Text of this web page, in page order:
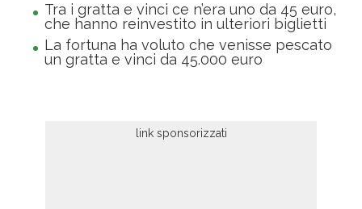
Tra i gratta e vinci ce n’era uno da 45 euro,
che hanno reinvestito in ulteriori biglietti
La fortuna ha voluto che venisse pescato
un gratta e vinci da 45.000 euro